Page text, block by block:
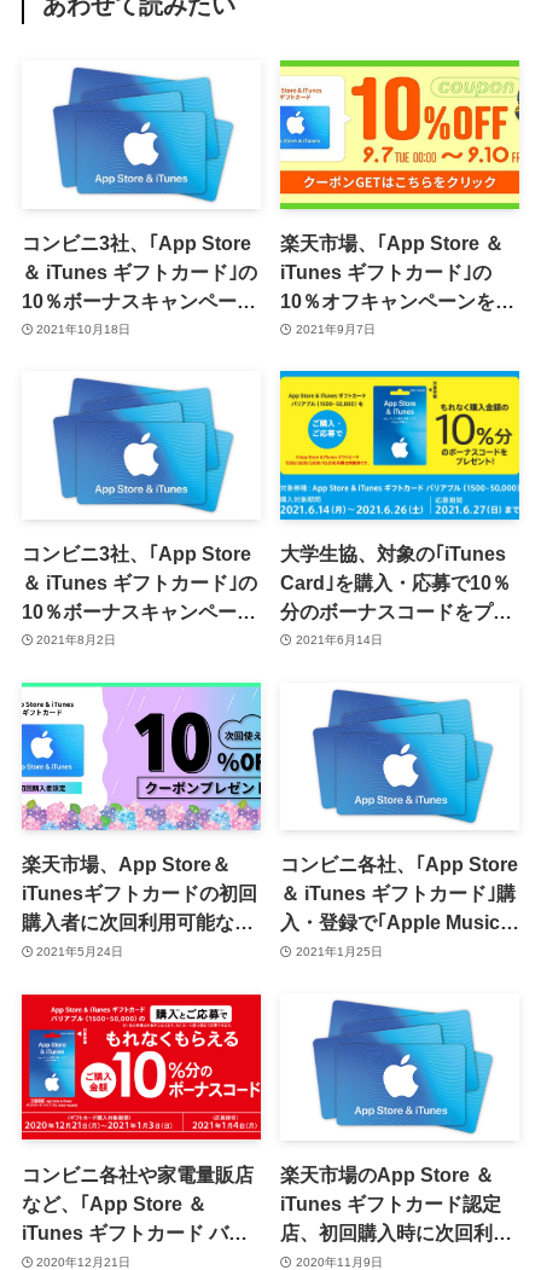
コンビニ3社、｢App Store
＆ iTunes ギフトカード｣の
10％ボーナスキャンペーン
を開始（10月24日まで）
2021年10月18日
楽天市場、｢App Store ＆
iTunes ギフトカード｣の
10％オフキャンペーンを開
催中（9月10日まで）
2021年9月7日
コンビニ3社、｢App Store
＆ iTunes ギフトカード｣の
10％ボーナスキャンペーン
を開始（8月15日まで）
2021年8月2日
大学生協、対象の｢iTunes
Card｣を購入・応募で10％
分のボーナスコードをプレ
ゼントするキャンペーンを
2021年6月14日
楽天市場、App Store＆
iTunesギフトカードの初回
購入者に次回利用可能な
10%オフクーポン配布キャ
2021年5月24日
コンビニ各社、｢App Store
＆ iTunes ギフトカード｣購
入・登録で｢Apple Music｣
の1か月無料コードをプレ
2021年1月25日
コンビニ各社や家電量販店
など、｢App Store ＆
iTunes ギフトカード バリ
アブル｣の10％ボーナスキ
2020年12月21日
楽天市場のApp Store ＆
iTunes ギフトカード認定
店、初回購入時に次回利用
出来る10%オフクーポンを
2020年11月9日